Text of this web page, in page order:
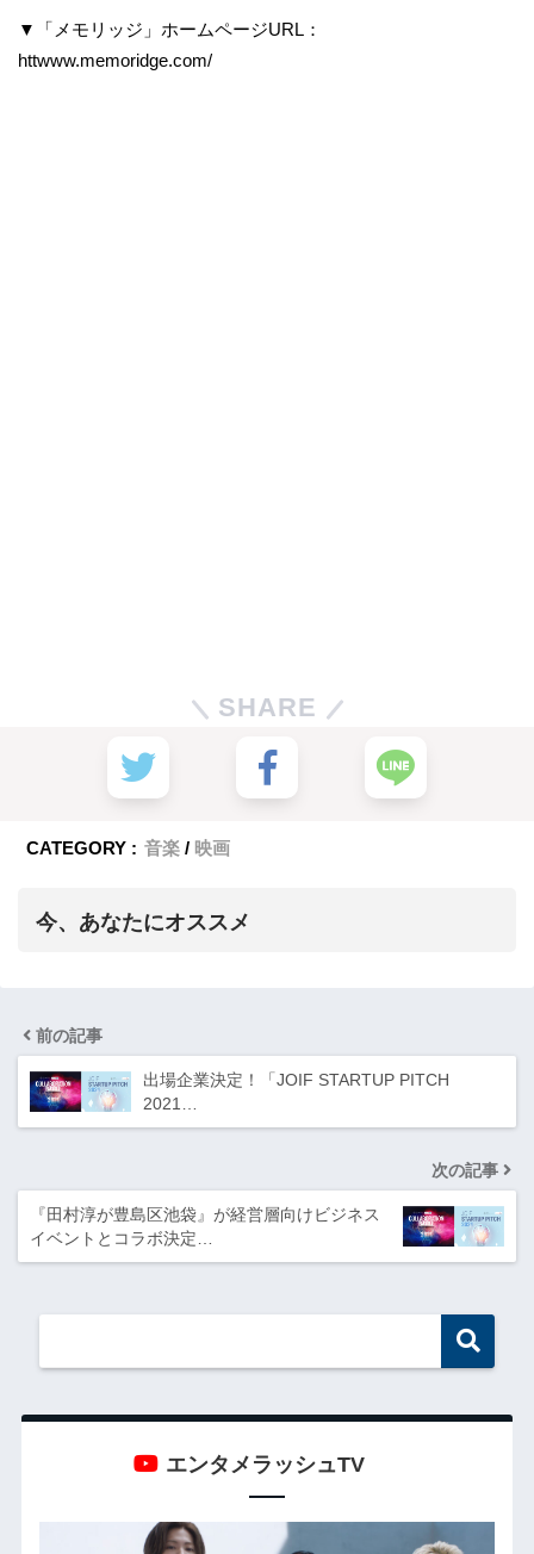
▼「メモリッジ」ホームページURL：
httwww.memoridge.com/
SHARE
CATEGORY : 音楽 映画
今、あなたにオススメ
前の記事
出場企業決定！「JOIF STARTUP PITCH
2021…
次の記事
『田村淳が豊島区池袋』が経営層向けビジネス
イベントとコラボ決定…
エンタメラッシュTV